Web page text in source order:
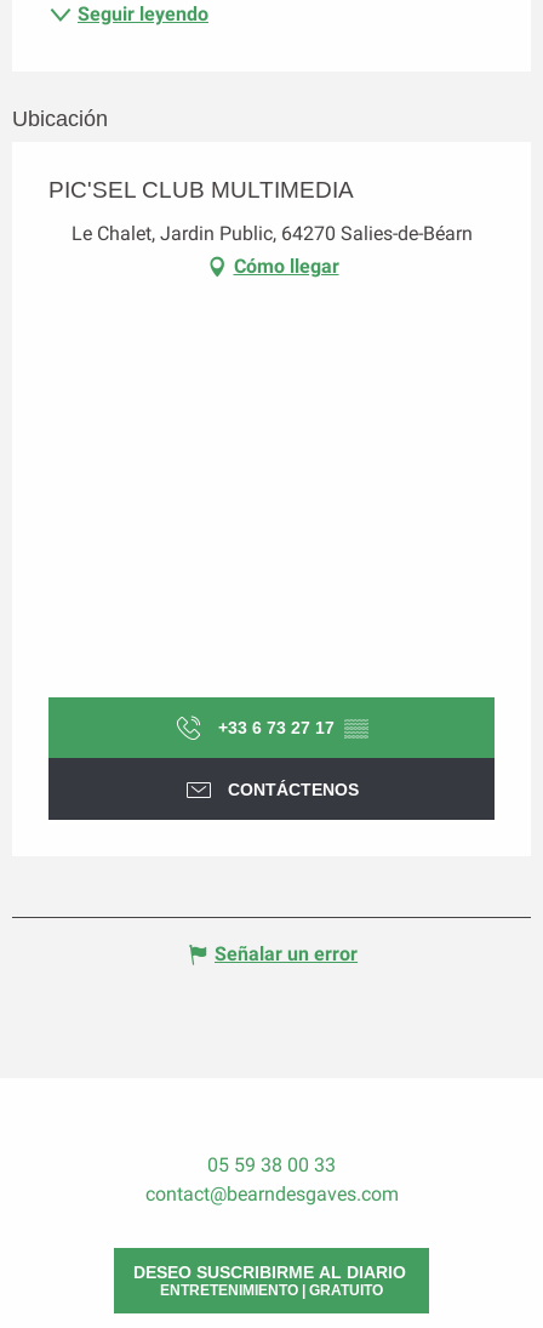
Seguir leyendo
Ubicación
PIC'SEL CLUB MULTIMEDIA
Le Chalet, Jardin Public, 64270 Salies-de-Béarn
Cómo llegar
+33 6 73 27 17 ▒▒
CONTÁCTENOS
Señalar un error
05 59 38 00 33
contact@bearndesgaves.com
DESEO SUSCRIBIRME AL DIARIO
ENTRETENIMIENTO | GRATUITO